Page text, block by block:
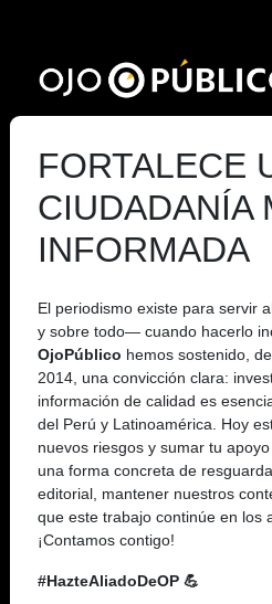
contenido
principal
FORTALECE
CIUDADANÍA
INFORMADA
El periodismo existe para servir
y sobre todo— cuando hacerlo
OjoPúblico hemos sostenido,
2014, una convicción clara:
información de calidad es
del Perú y Latinoamérica. Hoy
nuevos riesgos y sumar tu
una forma concreta de
editorial, mantener nuestros
que este trabajo continúe en los
¡Contamos contigo!
#HazteAliadoDeOP 💪